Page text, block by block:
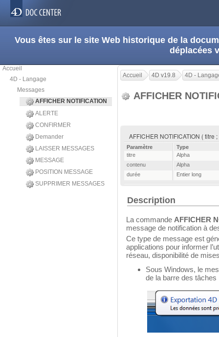
Vous êtes sur le site Web historique de la
déplacées
Accueil
4D - Langage
Messages
AFFICHER NOTIFICATION
ALERTE
CONFIRMER
Demander
LAISSER MESSAGES
MESSAGE
POSITION MESSAGE
SUPPRIMER MESSAGES
Accueil 4D v19.8 4D -
AFFICHER
AFFICHER NOTIFICATION ( titre
Paramètre
Type
titre
Alpha
contenu
Alpha
durée
Entier long
Description
La commande AFFICHER
message de notification à
Ce type de message est
applications pour informer
réseau, disponibilité de
Sous Windows, le
de la barre des tâches